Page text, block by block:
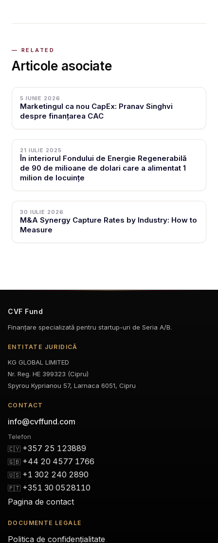
Articole asociate
5 IUNIE 2026
Marketingul ca nou CapEx: Pranav Singhvi
despre finanțarea CAC
21 IULIE 2025
În interiorul Fondului de Energie Regenerabilă
de 90 de milioane de dolari care a alimentat 1
milion de locuințe
30 IULIE 2026
M&A Synergy Capture Rates by Industry: How to
Measure
CVF Fund
Finanțare specializată pentru startup-uri de Seria A/B.
ENTITATE JURIDICĂ
KG GLOBAL LIMITED
Nr. Reg. HE 399323 (Cipru)
Spyrou Kyprianou 57, Larnaca 6051, Cipru
CONTACT
info@cvffund.com
Telefon
🇨🇾 +357 25 123889
🇬🇧 +44 20 4577 1766
🇺🇸 +1 302 240 2890
🇵🇹 +351 30 0528110
Pagina de contact
DOCUMENTE LEGALE
Politica de confidențialitate